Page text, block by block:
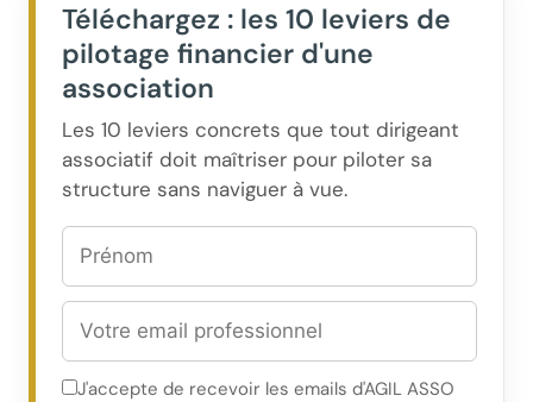
Téléchargez : les 10 leviers de
pilotage financier d'une
association
Les 10 leviers concrets que tout dirigeant
associatif doit maîtriser pour piloter sa
structure sans naviguer à vue.
J'accepte de recevoir les emails d'AGIL ASSO